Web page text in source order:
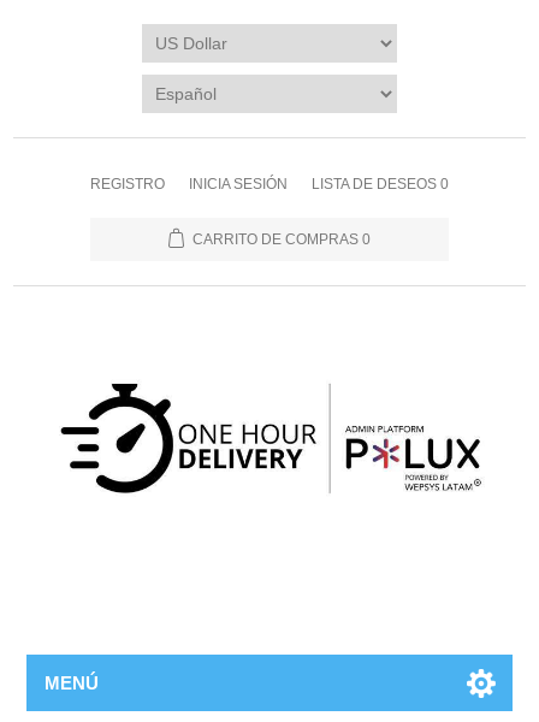
REGISTRO INICIA SESIÓN LISTA DE DESEOS 0
CARRITO DE COMPRAS 0
MENÚ